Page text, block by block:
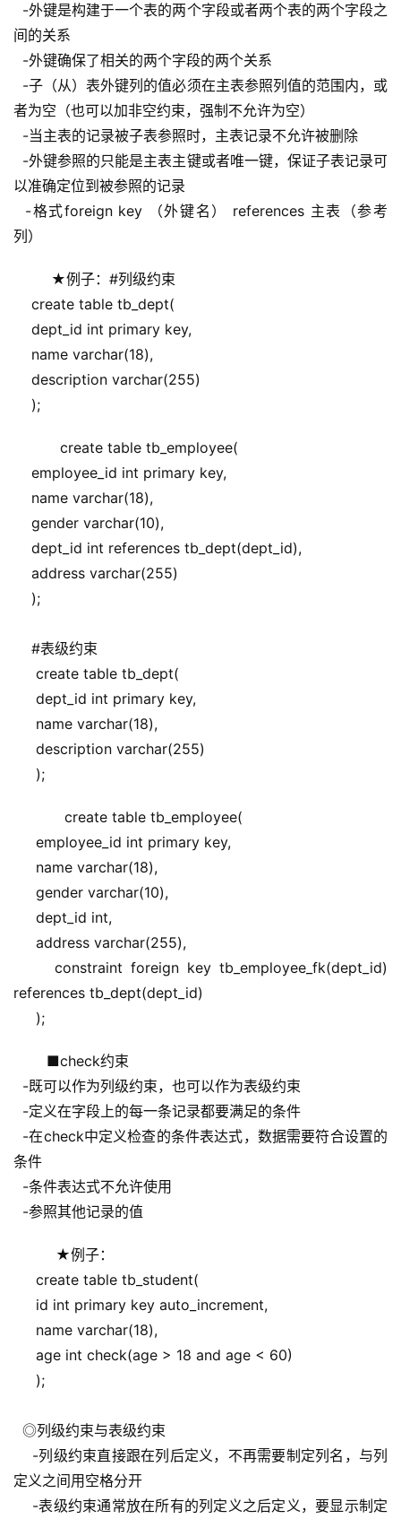
-外键是构建于一个表的两个字段或者两个表的两个字段之
间的关系
-外键确保了相关的两个字段的两个关系
-子（从）表外键列的值必须在主表参照列值的范围内，或
者为空（也可以加非空约束，强制不允许为空）
-当主表的记录被子表参照时，主表记录不允许被删除
-外键参照的只能是主表主键或者唯一键，保证子表记录可
以准确定位到被参照的记录
-格式foreign key （外键名） references 主表（参考
列）
★例子：#列级约束
create table tb_dept(
dept_id int primary key,
name varchar(18),
description varchar(255)
);
create table tb_employee(
employee_id int primary key,
name varchar(18),
gender varchar(10),
dept_id int references tb_dept(dept_id),
address varchar(255)
);
#表级约束
create table tb_dept(
dept_id int primary key,
name varchar(18),
description varchar(255)
);
create table tb_employee(
employee_id int primary key,
name varchar(18),
gender varchar(10),
dept_id int,
address varchar(255),
constraint foreign key tb_employee_fk(dept_id)
references tb_dept(dept_id)
);
■check约束
-既可以作为列级约束，也可以作为表级约束
-定义在字段上的每一条记录都要满足的条件
-在check中定义检查的条件表达式，数据需要符合设置的
条件
-条件表达式不允许使用
-参照其他记录的值
★例子：
create table tb_student(
id int primary key auto_increment,
name varchar(18),
age int check(age > 18 and age < 60)
);
◎列级约束与表级约束
-列级约束直接跟在列后定义，不再需要制定列名，与列
定义之间用空格分开
-表级约束通常放在所有的列定义之后定义，要显示制定